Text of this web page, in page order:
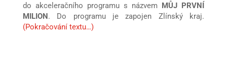
do akceleračního programu s názvem MŮJ PRVNÍ
MILION. Do programu je zapojen Zlínský kraj.
(Pokračování textu…)